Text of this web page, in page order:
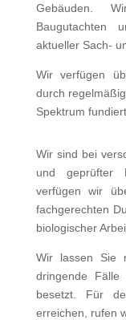
Gebäuden.
Baugutachten
aktueller Sach-
Wir verfügen
durch
Spektrum
Wir sind bei
und geprüfter
verfügen wir
fachgerechten
biologischer
Wir lassen Sie
dringende
besetzt. Für
erreichen, rufen